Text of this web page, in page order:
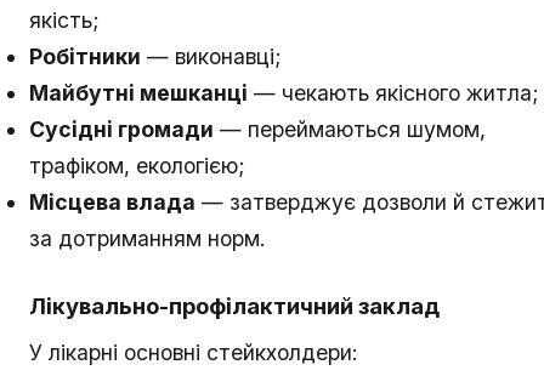
якість;
Робітники — виконавці;
Майбутні мешканці — чекають якісного житла;
Сусідні громади — переймаються шумом,
трафіком, екологією;
Місцева влада — затверджує дозволи й
за дотриманням норм.
Лікувально-профілактичний заклад
У лікарні основні стейкхолдери: